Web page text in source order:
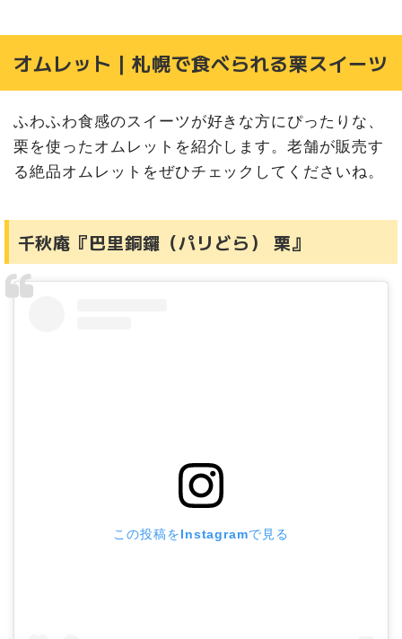
オムレット｜札幌で食べられる栗スイーツ
ふわふわ食感のスイーツが好きな方にぴったりな、
栗を使ったオムレットを紹介します。老舗が販売す
る絶品オムレットをぜひチェックしてくださいね。
千秋庵『巴里銅鑼（パリどら） 栗』
この投稿をInstagramで見る